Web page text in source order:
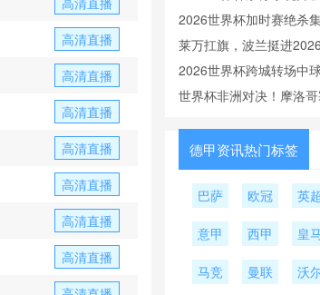
高清直播
高清直播
高清直播
高清直播
高清直播
高清直播
高清直播
2026世界杯加时赛绝杀
莱万扛旗，波兰挺进
2026世界杯跨城转场中
时效
世界杯非洲对决！摩洛
德甲资讯热门标签
巴萨 欧冠 英超
意甲 西甲 皇
马竞 曼联 沃